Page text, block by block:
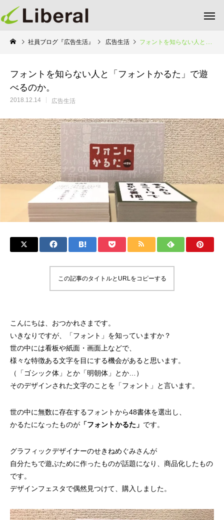
社員ブログ『広告生活』 広告生活 フォントを知らない人と「フォントかるた」で遊べるのか。
フォントを知らない人と「フォントかるた」で遊
べるのか。
2018.12.14 広告生活
この記事のタイトルとURLをコピーする
こんにちは、おつかれさまです。
いきなりですが、「フォント」を知っていますか？
世の中には看板や紙面・画面上などで、
様々な特徴ある文字を目にする機会があると思います。
（「ゴシック体」とか「明朝体」とか…）
そのデザインされた文字のことを「フォント」と言います。
世の中に無数に存在するフォントから48書体を選出し、
かるたになったものが 「フォントかるた」 です。
グラフィックデザイナーのせきねめぐみさんが
自分たちで遊ぶために作ったものが話題になり、商品化したもの
です。
デザインフェスタで偶然見つけて、購入しました。